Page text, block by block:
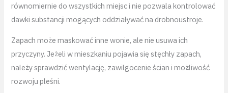
równomiernie do wszystkich miejsc i nie pozwala kontrolować
dawki substancji mogących oddziaływać na drobnoustroje.
Zapach może maskować inne wonie, ale nie usuwa ich
przyczyny. Jeżeli w mieszkaniu pojawia się stęchły zapach,
należy sprawdzić wentylację, zawilgocenie ścian i możliwość
rozwoju pleśni.